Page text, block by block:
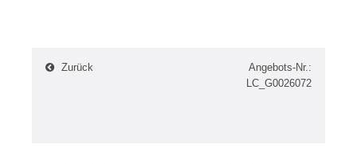
Zurück
Angebots-Nr.:
LC_G0026072